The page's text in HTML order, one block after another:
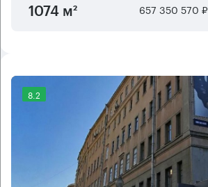
1074 м² 657 350 570 ₽
8.2